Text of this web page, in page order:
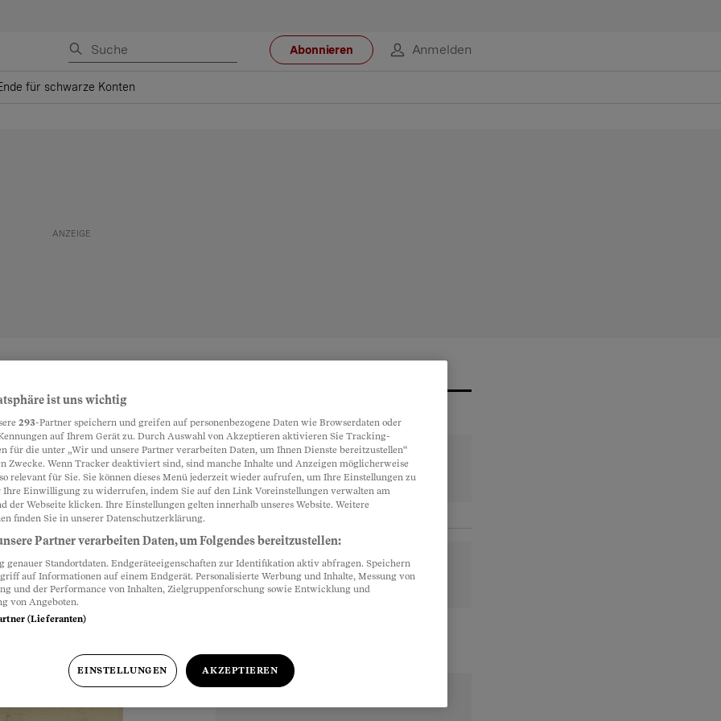
Abonnieren Anmelden
für schwarze Konten
Konten
ein
solche Meldung
,
ist uns wichtig
293-Partner speichern und greifen auf personenbezogene Daten wie Browserdaten oder
auf Ihrem Gerät zu. Durch Auswahl von Akzeptieren aktivieren Sie Tracking-
für die unter „Wir und unsere Partner verarbeiten Daten, um Ihnen Dienste bereitzustellen“
Zwecke. Wenn Tracker deaktiviert sind, sind manche Inhalte und Anzeigen möglicherweise
relevant für Sie. Sie können dieses Menü jederzeit wieder aufrufen, um Ihre Einstellungen zu
Ihre Einwilligung zu widerrufen, indem Sie auf den Link Voreinstellungen verwalten am
der Webseite klicken. Ihre Einstellungen gelten innerhalb unseres Website. Weitere
finden Sie in unserer Datenschutzerklärung.
Partner verarbeiten Daten, um Folgendes bereitzustellen:
genauer Standortdaten. Endgeräteeigenschaften zur Identifikation aktiv abfragen. Speichern
auf Informationen auf einem Endgerät. Personalisierte Werbung und Inhalte, Messung von
und der Performance von Inhalten, Zielgruppenforschung sowie Entwicklung und
von Angeboten.
(Lieferanten)
EINSTELLUNGEN AKZEPTIEREN